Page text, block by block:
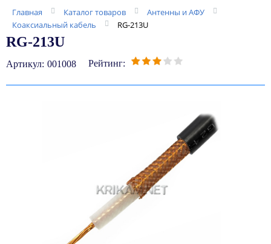
Главная Каталог товаров
Антенны и АФУ
Коаксиальный кабель
RG-213U
RG-213U
Артикул: 001008 Рейтинг: